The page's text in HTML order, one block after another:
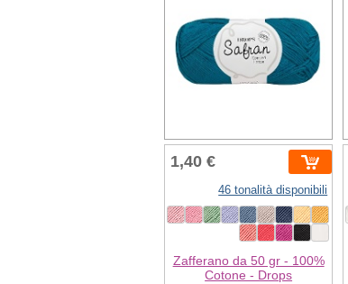
1,40 €
46 tonalità disponibili
Zafferano da 50 gr - 100%
Cotone - Drops